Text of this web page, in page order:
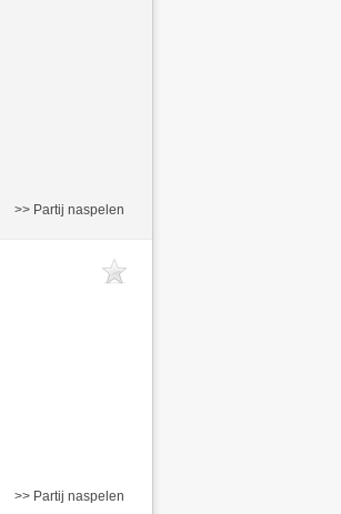
>> Partij naspelen
>> Partij naspelen